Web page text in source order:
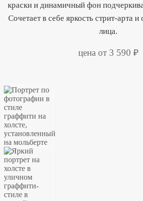
краски и динамичный фон
Сочетает в себе яркость стрит-арта
лица.
цена от 3 590 ₽